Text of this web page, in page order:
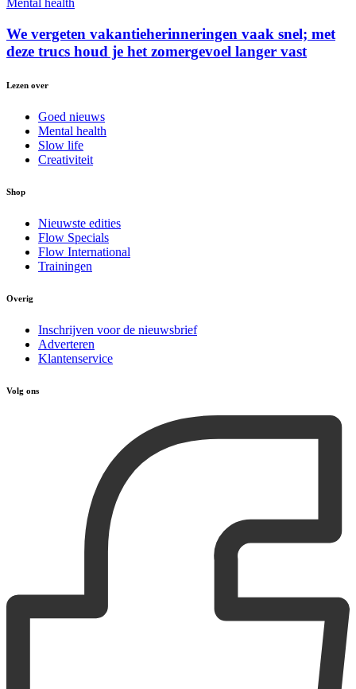
Mental health
We vergeten vakantieherinneringen vaak snel; met
deze trucs houd je het zomergevoel langer vast
Lezen over
Goed nieuws
Mental health
Slow life
Creativiteit
Shop
Nieuwste edities
Flow Specials
Flow International
Trainingen
Overig
Inschrijven voor de nieuwsbrief
Adverteren
Klantenservice
Volg ons